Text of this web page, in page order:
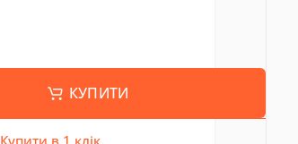
КУПИТИ
Купити в 1 клік